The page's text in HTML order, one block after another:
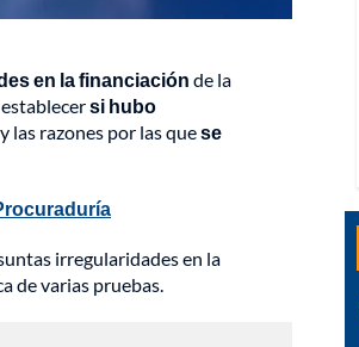
en la financiación de la
si hubo
y las razones por las quese
irregularidades en la
de varias pruebas.